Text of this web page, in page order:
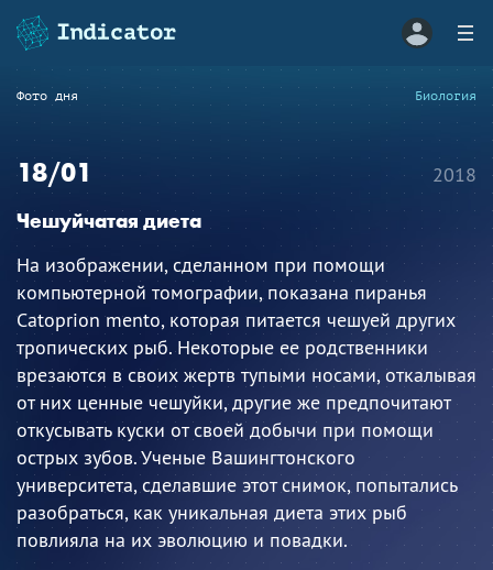
Фото дня Биология
18/01
Чешуйчатая диета
На изображении, сделанном при помощи
компьютерной томографии, показана пиранья
Catoprion mento, которая питается чешуей других
тропических рыб. Некоторые ее родственники
врезаются в своих жертв тупыми носами, откалывая
от них ценные чешуйки, другие же предпочитают
откусывать куски от своей добычи при помощи
острых зубов. Ученые Вашингтонского
университета, сделавшие этот снимок, попытались
разобраться, как уникальная диета этих рыб
повлияла на их эволюцию и повадки.
2018